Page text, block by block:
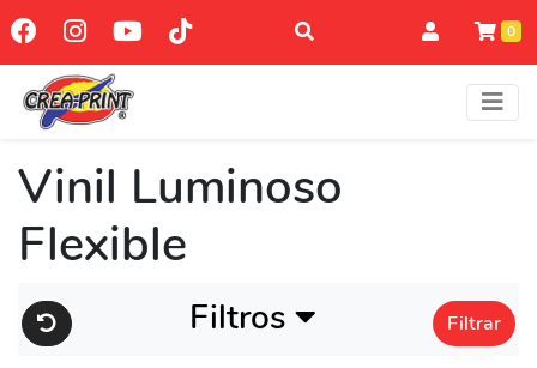
0
Vinil Luminoso
Flexible
Filtros Filtrar